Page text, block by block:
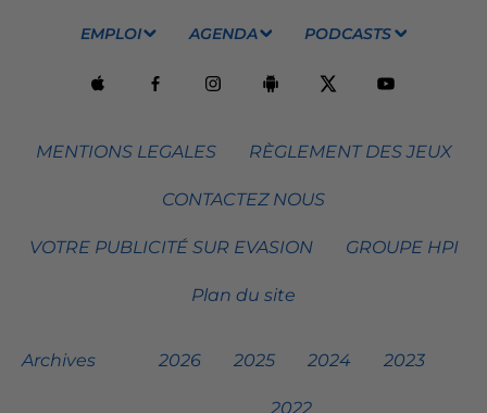
EMPLOI AGENDA PODCASTS
MENTIONS LEGALES RÈGLEMENT DES JEUX
CONTACTEZ NOUS
VOTRE PUBLICITÉ SUR EVASION GROUPE HPI
Plan du site
Archives 2026 2025 2024 2023
2022